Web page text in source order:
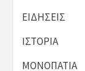
ΕΙΔΗΣΕΙΣ
ΙΣΤΟΡΙΑ
ΜΟΝΟΠΑΤΙΑ